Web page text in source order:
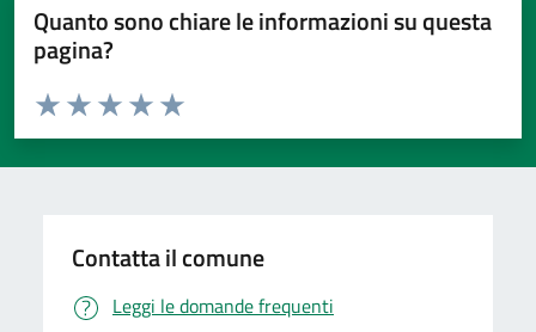
Quanto sono chiare le informazioni su questa
pagina?
Valuta da 1 a 5 stelle la pagina
Valuta 5 stelle su 5
Valuta 4 stelle su 5
Valuta 3 stelle su 5
Valuta 2 stelle su 5
Valuta 1 stelle su 5
Contatta il comune
Leggi le domande frequenti